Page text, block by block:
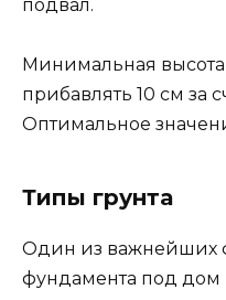
подвал.
Минимальная
прибавлять 10 см за
Оптимальное
Типы грунта
Один из важнейших
фундамента под дом